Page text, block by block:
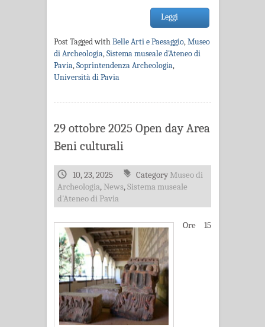
Leggi
Post Tagged withBelle Arti e Paesaggio,Museo
di Archeologia,Sistema museale d'Ateneo di
Pavia,Soprintendenza Archeologia,
Università di Pavia
29 ottobre 2025 Open day Area
Beni culturali
10, 23, 2025 Category Museo di
Archeologia, News,Sistema museale
d'Ateneo di Pavia
Ore 15